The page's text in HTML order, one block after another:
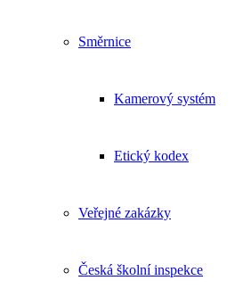
Směrnice
Kamerový systém
Etický kodex
Veřejné zakázky
Česká školní inspekce